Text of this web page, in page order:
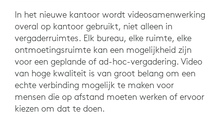
In het nieuwe kantoor wordt videosamenwerking
overal op kantoor gebruikt, niet alleen in
vergaderruimtes. Elk bureau, elke ruimte, elke
ontmoetingsruimte kan een mogelijkheid zijn
voor een geplande of ad-hoc-vergadering. Video
van hoge kwaliteit is van groot belang om een
echte verbinding mogelijk te maken voor
mensen die op afstand moeten werken of ervoor
kiezen om dat te doen.